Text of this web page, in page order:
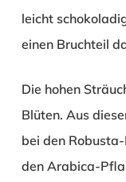
leicht
einen Bruchteil
Die hohen
Blüten. Aus
bei den
den Arabica-